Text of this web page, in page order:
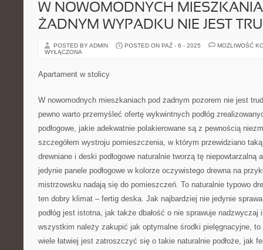
W NOWOMODNYCH
ŻADNYM WYPADKU NIE JEST
POSTED BY ADMIN POSTED ON PAŹ - 6 - 2025
MOŻLIWOŚĆ
WYŁĄCZONA
Apartament w stolicy
W nowomodnych mieszkaniach pod żadnym pozorem nie jest
pewno warto przemyśleć ofertę wykwintnych podłóg
podłogowe, jakie adekwatnie polakierowane są z pewnością
szczegółem wystroju pomieszczenia, w którym przewidziano taką
drewniane i deski podłogowe naturalnie tworzą tę niepowtarzalną
jedynie panele podłogowe w kolorze oczywistego drewna na
mistrzowsku nadają się do pomieszczeń. To naturalnie typowo
ten dobry klimat – fertig deska. Jak najbardziej nie jedynie
podłóg jest istotna, jak także dbałość o nie sprawuje
wszystkim należy zakupić jak optymalne środki pielęgnacyjne, to
wiele łatwiej jest zatroszczyć się o takie naturalnie podłoże, jak